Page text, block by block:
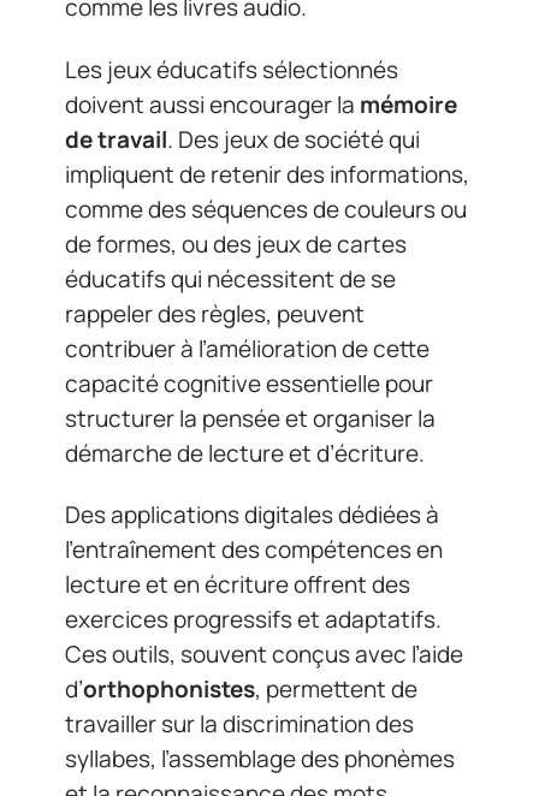
comme les livres audio.
Les jeux éducatifs sélectionnés
doivent aussi encourager la mémoire
de travail. Des jeux de société qui
impliquent de retenir des informations,
comme des séquences de couleurs ou
de formes, ou des jeux de cartes
éducatifs qui nécessitent de se
rappeler des règles, peuvent
contribuer à l’amélioration de cette
capacité cognitive essentielle pour
structurer la pensée et organiser la
démarche de lecture et d’écriture.
Des applications digitales dédiées à
l’entraînement des compétences en
lecture et en écriture offrent des
exercices progressifs et adaptatifs.
Ces outils, souvent conçus avec l’aide
d’orthophonistes, permettent de
travailler sur la discrimination des
syllabes, l’assemblage des phonèmes